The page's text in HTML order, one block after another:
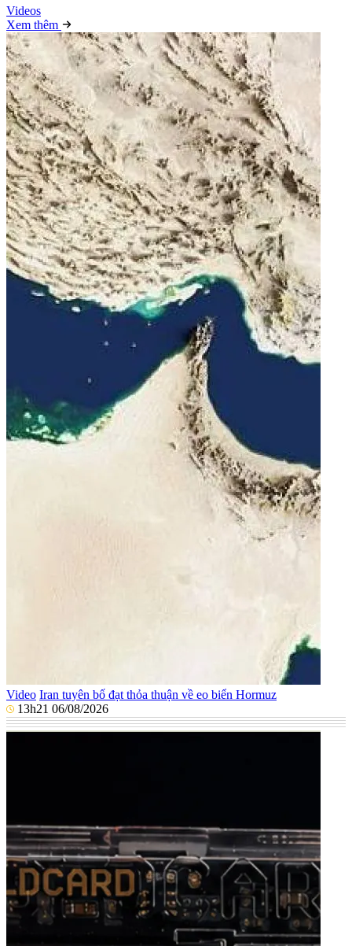
Videos
Xem thêm
Video Iran tuyên bố đạt thỏa thuận về eo biển Hormuz
13h21 06/08/2026